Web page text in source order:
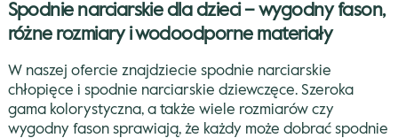
Spodnie narciarskie dla dzieci – wygodny fason,
różne rozmiary i wodoodporne materiały
W naszej ofercie znajdziecie spodnie narciarskie
chłopięce i spodnie narciarskie dziewczęce. Szeroka
gama kolorystyczna, a także wiele rozmiarów czy
wygodny fason sprawiają, że każdy może dobrać spodnie